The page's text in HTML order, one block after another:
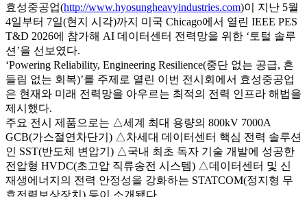
효성중공업(http://www.hyosungheavyindustries.com)이 지난 5월
4일부터 7일(현지 시각)까지 미국 Chicago에서 열린 IEEE PES
T&D 2026에 참가해 AI 데이터센터 전력망을 위한 ‘토털 솔루
션’을 선보였다.
‘Powering Reliability, Engineering Resilience(중단 없는 공급, 흔
들림 없는 회복)’를 주제로 열린 이번 전시회에서 효성중공업
은 현재와 미래 전력망을 아우르는 최적의 전력 인프라 해법을
제시했다.
주요 전시 제품으로는 △세계 최대 용량의 800kV 7000A
GCB(가스절연차단기) △차세대 데이터센터 핵심 전력 솔루션
인 SST(반도체 변압기) △국내 최초 독자 기술 개발에 성공한
전압형 HVDC(초고압 직류송전 시스템) △데이터센터 및 신
재생에너지의 전력 안정성을 강화하는 STATCOM(정지형 무
효전력보상장치) 등이 소개됐다.